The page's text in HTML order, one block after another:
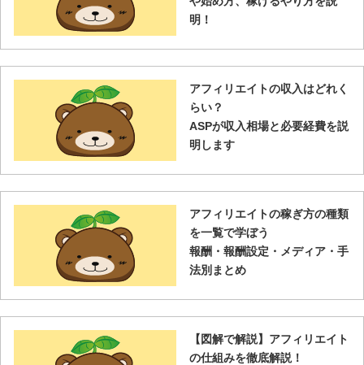
明！
アフィリエイトの収入はどれく
らい？
ASPが収入相場と必要経費を説
明します
アフィリエイトの稼ぎ方の種類
を一覧で学ぼう
報酬・報酬設定・メディア・手
法別まとめ
【図解で解説】アフィリエイト
の仕組みを徹底解説！